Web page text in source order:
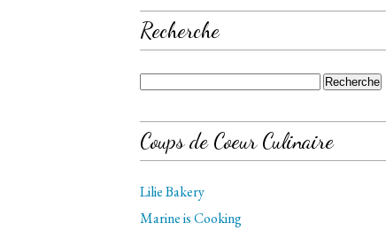
Recherche
Coups de Coeur Culinaire
Lilie Bakery
Marine is Cooking